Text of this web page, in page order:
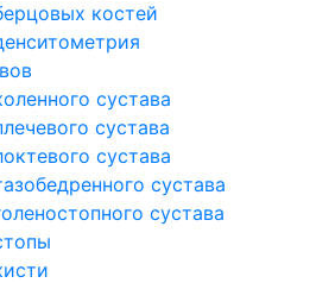
костей
сустава
сустава
сустава
сустава
сустава